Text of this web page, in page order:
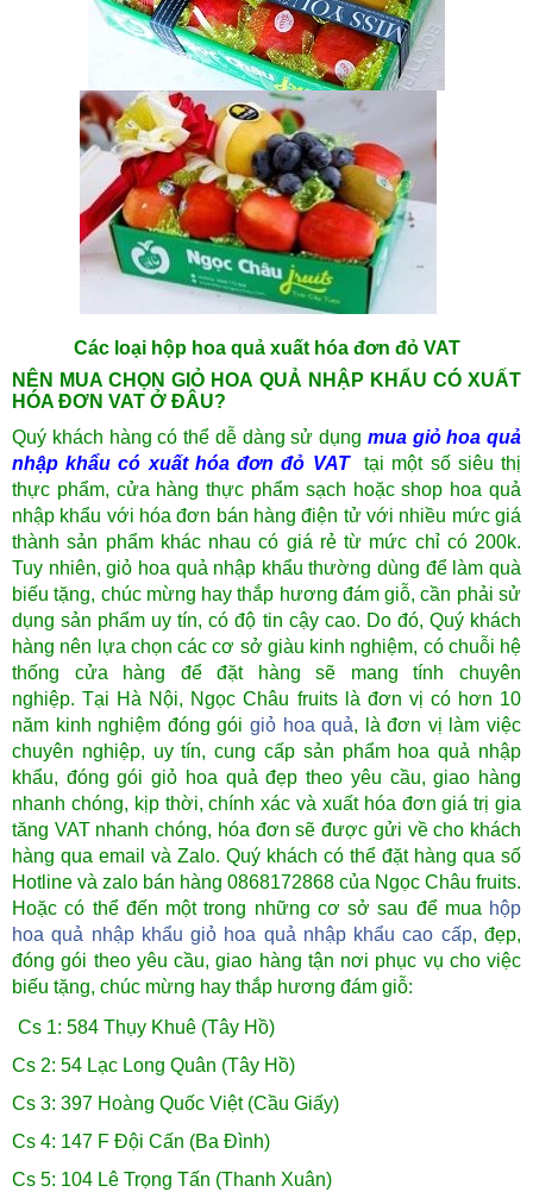
Các loại hộp hoa quả xuất hóa đơn đỏ VAT
NÊN MUA CHỌN GIỎ HOA QUẢ NHẬP KHẨU CÓ XUẤT
HÓA ĐƠN VAT Ở ĐÂU?
Quý khách hàng có thể dễ dàng sử dụng mua giỏ hoa quả
nhập khẩu có xuất hóa đơn đỏ VATtại một số siêu thị
thực phẩm, cửa hàng thực phẩm sạch hoặc shop hoa quả
nhập khẩu với hóa đơn bán hàng điện tử với nhiều mức giá
thành sản phẩm khác nhau có giá rẻ từ mức chỉ có 200k.
Tuy nhiên, giỏ hoa quả nhập khẩu thường dùng để làm quà
biếu tặng, chúc mừng hay thắp hương đám giỗ, cần phải sử
dụng sản phẩm uy tín, có độ tin cậy cao. Do đó, Quý khách
hàng nên lựa chọn các cơ sở giàu kinh nghiệm, có chuỗi hệ
thống cửa hàng để đặt hàng sẽ mang tính chuyên
nghiệp.Tại Hà Nội, Ngọc Châu fruits là đơn vị có hơn 10
năm kinh nghiệm đóng gói giỏ hoa quả, là đơn vị làm việc
chuyên nghiệp, uy tín, cung cấp sản phẩm hoa quả nhập
khẩu, đóng gói giỏ hoa quả đẹp theo yêu cầu, giao hàng
nhanh chóng, kịp thời, chính xác và xuất hóa đơn giá trị gia
tăng VAT nhanh chóng, hóa đơn sẽ được gửi về cho khách
hàng qua email và Zalo. Quý khách có thể đặt hàng qua số
Hotline và zalo bán hàng 0868172868 của Ngọc Châu fruits.
Hoặc có thể đến một trong những cơ sở sau để mua hộp
hoa quả nhập khẩu giỏ hoa quả nhập khẩu cao cấp, đẹp,
đóng gói theo yêu cầu, giao hàng tận nơi phục vụ cho việc
biếu tặng, chúc mừng hay thắp hương đám giỗ:
Cs 1: 584 Thụy Khuê (Tây Hồ)
Cs 2: 54 Lạc Long Quân (Tây Hồ)
Cs 3: 397 Hoàng Quốc Việt (Cầu Giấy)
Cs 4: 147 F Đội Cấn (Ba Đình)
Cs 5: 104 Lê Trọng Tấn (Thanh Xuân)